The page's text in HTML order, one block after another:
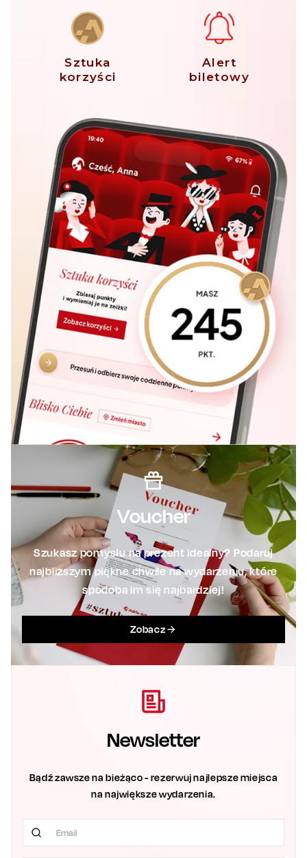
Sztuka
korzyści
Alert
biletowy
Voucher
Szukasz pomysłu na prezent idealny? Podaruj
najbliższym piękne chwile na wydarzeniu, które
spodoba im się najbardziej!
Zobacz
Newsletter
Bądź zawsze na bieżąco - rezerwuj najlepsze miejsca
na największe wydarzenia.